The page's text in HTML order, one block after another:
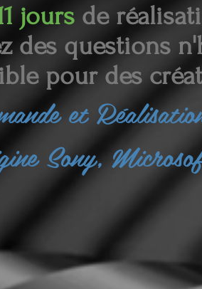
joursde
des questions
pour des
et
Sony,